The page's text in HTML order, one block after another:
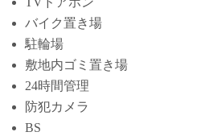
バイク置き場
駐輪場
敷地内ゴミ置き場
24時間管理
防犯カメラ
BS